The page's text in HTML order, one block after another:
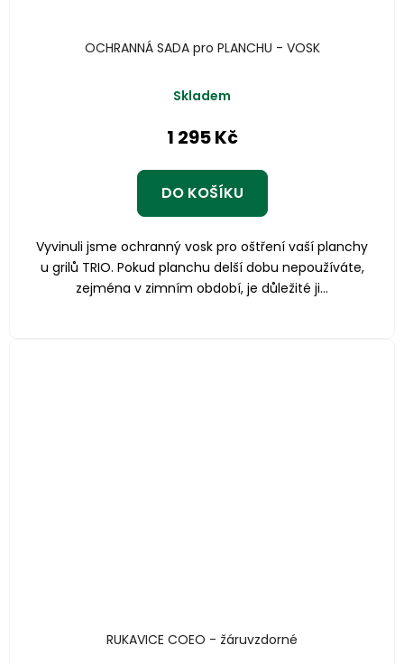
OCHRANNÁ SADA pro PLANCHU - VOSK
Skladem
1 295 Kč
DO KOŠÍKU
Vyvinuli jsme ochranný vosk pro oštření vaší planchy
u grilů TRIO. Pokud planchu delší dobu nepoužíváte,
zejména v zimním období, je důležité ji...
RUKAVICE COEO - žáruvzdorné